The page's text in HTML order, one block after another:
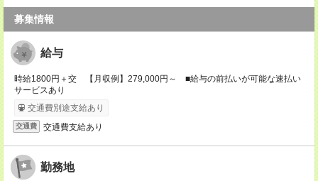
募集情報
給与
時給1800円＋交 【月収例】279,000円～ ■給与の前払いが可能な速払い
サービスあり
交通費別途支給あり
交通費 交通費支給あり
勤務地